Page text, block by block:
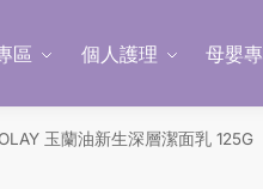
區 個人護理 母嬰
玉蘭油新生深層潔面乳 125G